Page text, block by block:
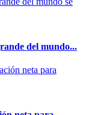
del mundo...